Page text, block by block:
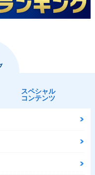
スペシャル
コンテンツ